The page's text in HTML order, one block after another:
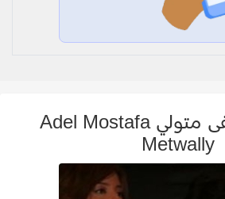
عادل مصطفى متولي Adel Mostafa
Metwally